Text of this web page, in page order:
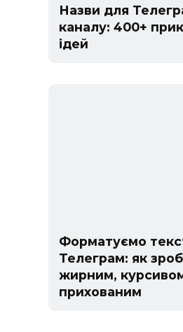
Назви для
каналу: 400+
ідей
Форматуємо
Телеграм: як
жирним,
прихованим